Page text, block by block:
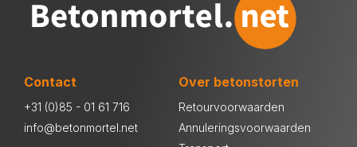
Contact
+31 (0)85 - 01 61 716
info@betonmortel.net
Over betonstorten
Retourvoorwaarden
Annuleringsvoorwaarden